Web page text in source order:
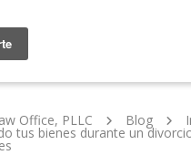
Office, PLLC Blog
tus bienes durante un